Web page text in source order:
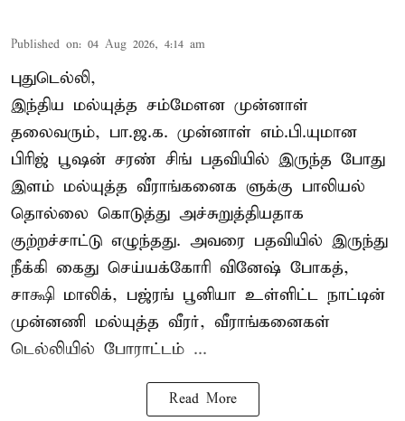
Published on: 04 Aug 2026, 4:14 am
புதுடெல்லி,
இந்திய மல்யுத்த சம்மேளன முன்னாள்
தலைவரும், பா.ஜ.க. முன்னாள் எம்.பி.யுமான
பிரிஜ் பூஷன் சரண் சிங் பதவியில் இருந்த போது
இளம் மல்யுத்த வீராங்கனைக ளுக்கு பாலியல்
தொல்லை கொடுத்து அச்சுறுத்தியதாக
குற்றச்சாட்டு எழுந்தது. அவரை பதவியில் இருந்து
நீக்கி கைது செய்யக்கோரி வினேஷ் போகத்,
சாக்ஷி மாலிக், பஜ்ரங் பூனியா உள்ளிட்ட நாட்டின்
முன்னணி மல்யுத்த வீரர், வீராங்கனைகள்
டெல்லியில் போராட்டம் ...
Read More